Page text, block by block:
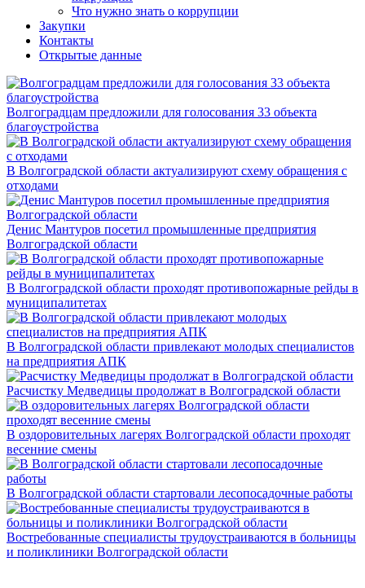
Что нужно знать о коррупции
Закупки
Контакты
Открытые данные
Волгоградцам предложили для голосования 33 объекта
благоустройства
В Волгоградской области актуализируют схему обращения с
отходами
Денис Мантуров посетил промышленные предприятия
Волгоградской области
В Волгоградской области проходят противопожарные рейды в
муниципалитетах
В Волгоградской области привлекают молодых специалистов
на предприятия АПК
Расчистку Медведицы продолжат в Волгоградской области
В оздоровительных лагерях Волгоградской области проходят
весенние смены
В Волгоградской области стартовали лесопосадочные работы
Востребованные специалисты трудоустраиваются в больницы
и поликлиники Волгоградской области